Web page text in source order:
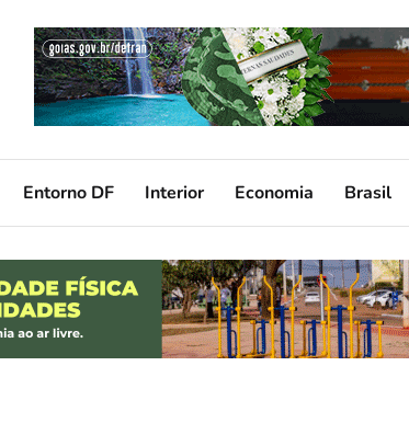
Entorno DF Interior Economia Brasil